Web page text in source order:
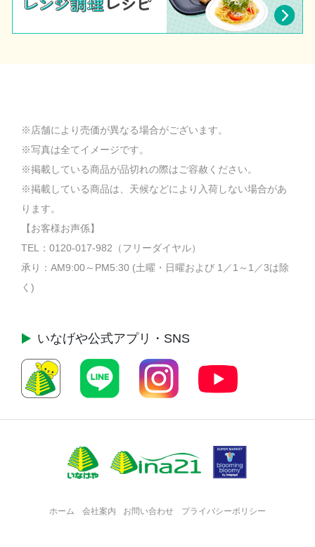
※店舗により売価が異なる場合がございます。
※写真は全てイメージです。
※掲載している商品が品切れの際はご容赦ください。
※掲載している商品は、天候などにより入荷しない場合があ
ります。
【お客様お声係】
TEL： 0120-017-982 （フリーダイヤル）
承り：AM9:00～PM5:30 (土曜・日曜および 1／1～1／3は除
く)
いなげや公式アプリ・SNS
ホーム 会社案内 お問い合わせ プライバシーポリシー